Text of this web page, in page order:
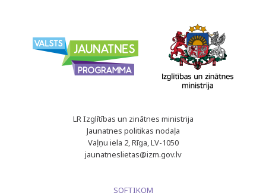
LR Izglītības un zinātnes ministrija
Jaunatnes politikas nodaļa
Vaļņu iela 2, Rīga, LV-1050
jaunatneslietas@izm.gov.lv
SOFTIKOM